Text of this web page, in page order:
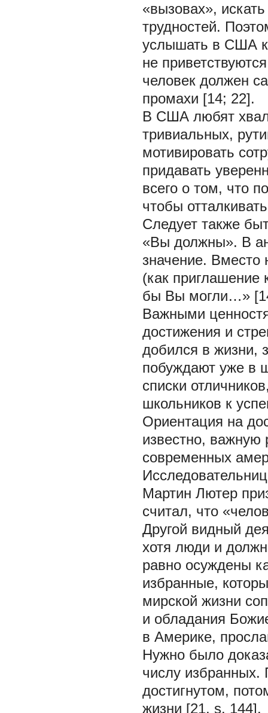
«вызовах»,
трудностей.
услышать в США
не
человек должен
промахи [14; 22].
В США любят
тривиальных,
мотивировать
придавать
всего о том, что
чтобы
Следует также
«Вы должны». В
значение. Вместо
(как приглашение
бы Вы могли…»
Важными
достижения и
добился в жизни,
побуждают уже в
списки
школьников к
Ориентация на
известно,
современных
Мартин Лютер
считал, что
Другой видный
хотя люди и
равно осуждены
избранные,
мирской жизни
и обладания
в Америке,
Нужно было
числу избранных.
достигнутом,
жизни [21, s. 144].